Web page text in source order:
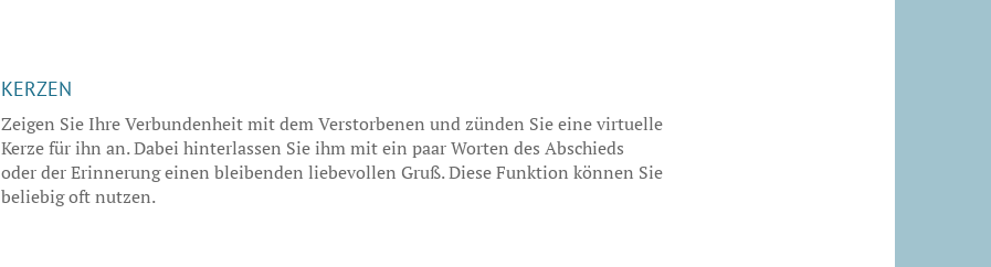
KERZEN
Zeigen Sie Ihre Verbundenheit mit dem Verstorbenen und zünden Sie eine virtuelle
Kerze für ihn an. Dabei hinterlassen Sie ihm mit ein paar Worten des Abschieds
oder der Erinnerung einen bleibenden liebevollen Gruß. Diese Funktion können Sie
beliebig oft nutzen.